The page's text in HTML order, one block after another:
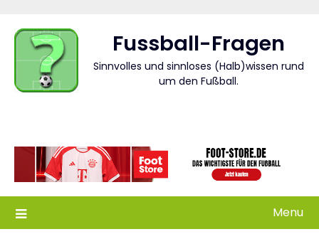
content
Fussball-Fragen
Sinnvolles und sinnloses (Halb)wissen rund
um den Fußball.
Menu